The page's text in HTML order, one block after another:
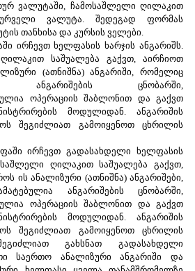
ვალუტაში, ჩამოსაშლელი ღილაკით
ვალუტა. შედეგად ფორმას
თანხისა და კურსის ველები.
ირჩევთ ხელფასის ხარჯის ანგარიშს.
საშუალება გაქვთ, აირჩიოთ
(ათნიშნა) ანგარიში, რომელიც
ანგარიშების ცნობარში,
ოპერაციის შაბლონით და გაქვთ
მოდულიდან. ანგარიშის
შეგიძლიათ გამოიყენოთ ცხრილის
ირჩევთ გადასახდელი ხელფასის
ღილაკით საშუალება გაქვთ,
ის ანალიზური (ათნიშნა) ანგარიშები,
ანგარიშების ცნობარში,
ოპერაციის შაბლონით და გაქვთ
მოდულიდან. ანგარიშის
შეგიძლიათ გამოიყენოთ ცხრილის
გახსნათ გადასახდელი
საერთო ანალიზური ანგარიში და